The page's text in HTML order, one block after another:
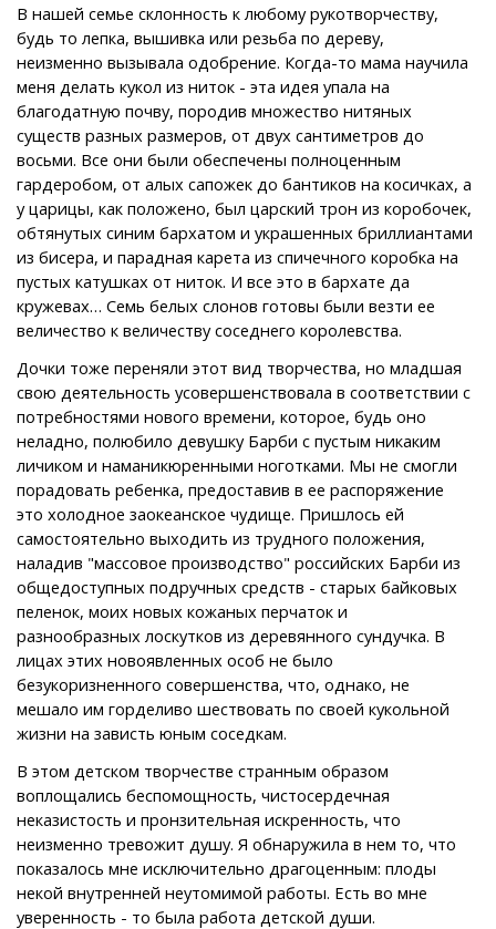
В нашей семье склонность к любому рукотворчеству,
будь то лепка, вышивка или резьба по дереву,
неизменно вызывала одобрение. Когда-то мама научила
меня делать кукол из ниток - эта идея упала на
благодатную почву, породив множество нитяных
существ разных размеров, от двух сантиметров до
восьми. Все они были обеспечены полноценным
гардеробом, от алых сапожек до бантиков на косичках, а
у царицы, как положено, был царский трон из коробочек,
обтянутых синим бархатом и украшенных бриллиантами
из бисера, и парадная карета из спичечного коробка на
пустых катушках от ниток. И все это в бархате да
кружевах… Семь белых слонов готовы были везти ее
величество к величеству соседнего королевства.
Дочки тоже переняли этот вид творчества, но младшая
свою деятельность усовершенствовала в соответствии с
потребностями нового времени, которое, будь оно
неладно, полюбило девушку Барби с пустым никаким
личиком и наманикюренными ноготками. Мы не смогли
порадовать ребенка, предоставив в ее распоряжение
это холодное заокеанское чудище. Пришлось ей
самостоятельно выходить из трудного положения,
наладив "массовое производство" российских Барби из
общедоступных подручных средств - старых байковых
пеленок, моих новых кожаных перчаток и
разнообразных лоскутков из деревянного сундучка. В
лицах этих новоявленных особ не было
безукоризненного совершенства, что, однако, не
мешало им горделиво шествовать по своей кукольной
жизни на зависть юным соседкам.
В этом детском творчестве странным образом
воплощались беспомощность, чистосердечная
неказистость и пронзительная искренность, что
неизменно тревожит душу. Я обнаружила в нем то, что
показалось мне исключительно драгоценным: плоды
некой внутренней неутомимой работы. Есть во мне
уверенность - то была работа детской души.